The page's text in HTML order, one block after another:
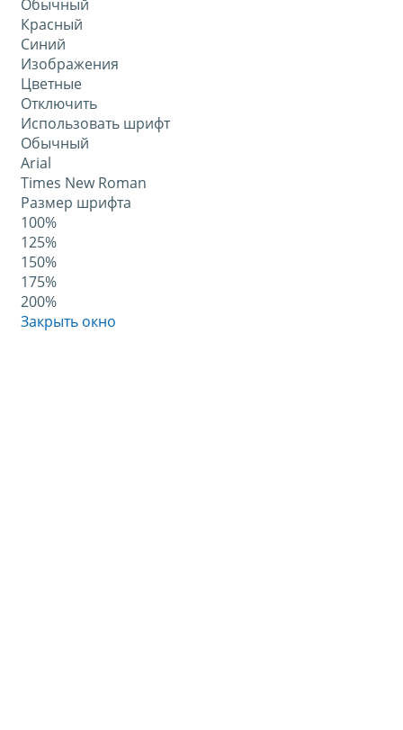
Обычный
Красный
Синий
Изображения
Цветные
Отключить
Использовать шрифт
Обычный
Arial
Times New Roman
Размер шрифта
100%
125%
150%
175%
200%
Закрыть окно